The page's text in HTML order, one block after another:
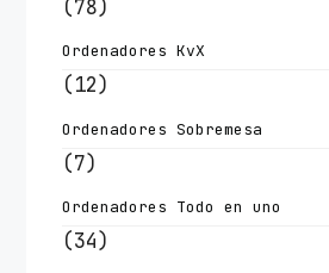
(78)
Ordenadores KvX
(12)
Ordenadores Sobremesa
(7)
Ordenadores Todo en uno
(34)